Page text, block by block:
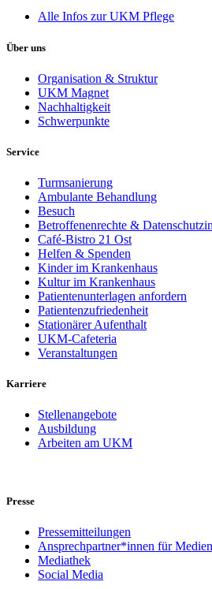
Alle Infos zur UKM Pflege
Über uns
Organisation & Struktur
UKM Magnet
Nachhaltigkeit
Schwerpunkte
Service
Turmsanierung
Ambulante Behandlung
Besuch
Betroffenenrechte &
Café-Bistro 21 Ost
Helfen & Spenden
Kinder im Krankenhaus
Kultur im Krankenhaus
Patientenunterlagen anfordern
Patientenzufriedenheit
Stationärer Aufenthalt
UKM-Cafeteria
Veranstaltungen
Karriere
Stellenangebote
Ausbildung
Arbeiten am UKM
Presse
Pressemitteilungen
Ansprechpartner*innen für Medien
Mediathek
Social Media